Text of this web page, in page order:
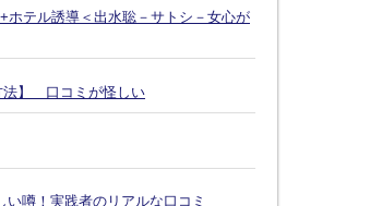
ホテル誘導＜出水聡－サトシ－女心が
法】 口コミが怪しい
噂！実践者のリアルな口コミ